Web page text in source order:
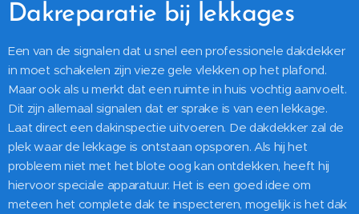
Dakreparatie bij lekkages
Een van de signalen dat u snel een professionele dakdekker
in moet schakelen zijn vieze gele vlekken op het plafond.
Maar ook als u merkt dat een ruimte in huis vochtig aanvoelt.
Dit zijn allemaal signalen dat er sprake is van een lekkage.
Laat direct een dakinspectie uitvoeren. De dakdekker zal de
plek waar de lekkage is ontstaan opsporen. Als hij het
probleem niet met het blote oog kan ontdekken, heeft hij
hiervoor speciale apparatuur. Het is een goed idee om
meteen het complete dak te inspecteren, mogelijk is het dak